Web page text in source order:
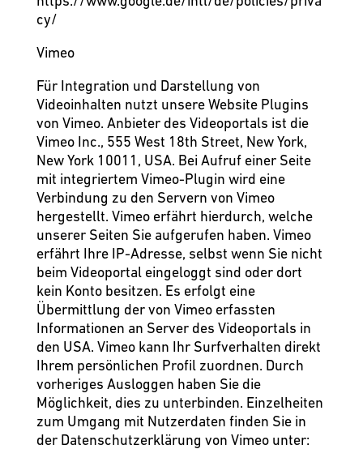
cy/
Vimeo
Für Integration und Darstellung von
Videoinhalten nutzt unsere Website Plugins
von Vimeo. Anbieter des Videoportals ist die
Vimeo Inc., 555 West 18th Street, New York,
New York 10011, USA. Bei Aufruf einer Seite
mit integriertem Vimeo-Plugin wird eine
Verbindung zu den Servern von Vimeo
hergestellt. Vimeo erfährt hierdurch, welche
unserer Seiten Sie aufgerufen haben. Vimeo
erfährt Ihre IP-Adresse, selbst wenn Sie nicht
beim Videoportal eingeloggt sind oder dort
kein Konto besitzen. Es erfolgt eine
Übermittlung der von Vimeo erfassten
Informationen an Server des Videoportals in
den USA. Vimeo kann Ihr Surfverhalten direkt
Ihrem persönlichen Profil zuordnen. Durch
vorheriges Ausloggen haben Sie die
Möglichkeit, dies zu unterbinden. Einzelheiten
zum Umgang mit Nutzerdaten finden Sie in
der Datenschutzerklärung von Vimeo unter: